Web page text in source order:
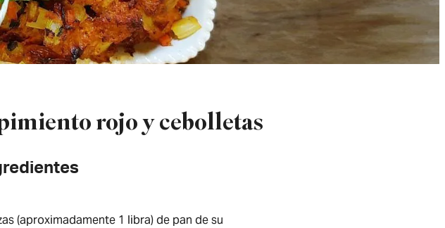
rojo y cebolletas
(aproximadamente 1 libra) de pan de su